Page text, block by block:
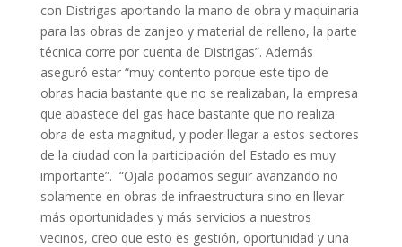
con Distrigas aportando la mano de obra y maquinaria
para las obras de zanjeo y material de relleno, la parte
técnica corre por cuenta de Distrigas”. Además
aseguró estar “muy contento porque este tipo de
obras hacia bastante que no se realizaban, la empresa
que abastece del gas hace bastante que no realiza
obra de esta magnitud, y poder llegar a estos sectores
de la ciudad con la participación del Estado es muy
importante”. “Ojala podamos seguir avanzando no
solamente en obras de infraestructura sino en llevar
más oportunidades y más servicios a nuestros
vecinos, creo que esto es gestión, oportunidad y una